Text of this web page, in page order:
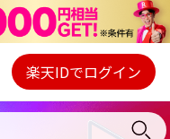
Webプレイヤー
ご契約内容の確認・変更
楽天IDでログイン